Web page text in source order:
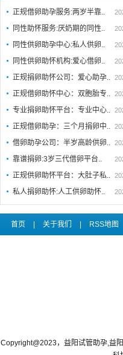
正规借卵助孕服务:两岁半靠..
同性助怀服务:厌奶期的同性..
同性供卵助孕中心:私人供卵..
同性供卵助怀机构:爱心借卵..
正规捐卵助怀公司：爱心助孕..
正规借卵助怀中心：双胞胎专..
专业捐卵助怀平台：专业中心..
正规借卵助孕：三个月捐卵中..
借卵助孕公司：半岁高龄供卵..
靠谱捐卵:3岁三代借卵平台..
正规供卵助怀平台：大肚子私..
私人捐卵助怀:人工供卵助怀..
首页 关于我们 RSS地图
Copyright@2023，益阳试管助孕,益